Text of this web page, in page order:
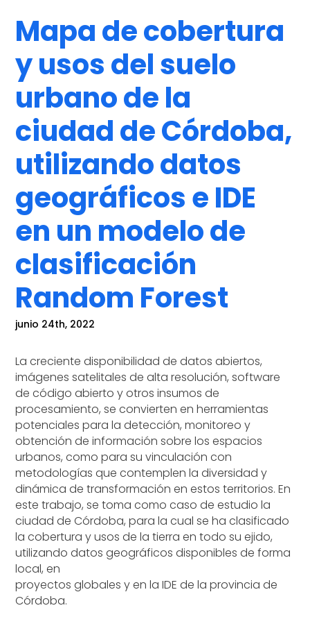
Mapa de cobertura
y usos del suelo
urbano de la
ciudad de Córdoba,
utilizando datos
geográficos e IDE
en un modelo de
clasificación
Random Forest
junio 24th, 2022
La creciente disponibilidad de datos abiertos,
imágenes satelitales de alta resolución, software
de código abierto y otros insumos de
procesamiento, se convierten en herramientas
potenciales para la detección, monitoreo y
obtención de información sobre los espacios
urbanos, como para su vinculación con
metodologías que contemplen la diversidad y
dinámica de transformación en estos territorios. En
este trabajo, se toma como caso de estudio la
ciudad de Córdoba, para la cual se ha clasificado
la cobertura y usos de la tierra en todo su ejido,
utilizando datos geográficos disponibles de forma
local, en
proyectos globales y en la IDE de la provincia de
Córdoba.